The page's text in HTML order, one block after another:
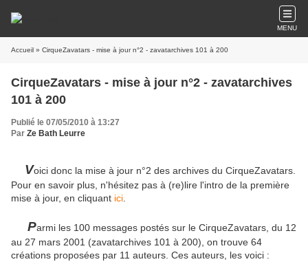
MENU
Accueil » CirqueZavatars - mise à jour n°2 - zavatarchives 101 à 200
CirqueZavatars - mise à jour n°2 - zavatarchives
101 à 200
Publié le 07/05/2010 à 13:27
Par Ze Bath Leurre
Voici donc la mise à jour n°2 des archives du CirqueZavatars.
Pour en savoir plus, n'hésitez pas à (re)lire l'intro de la première
mise à jour, en cliquant ici
Parmi les 100 messages postés sur le CirqueZavatars, du 12
au 27 mars 2001 (zavatarchives 101 à 200), on trouve 64
créations proposées par 11 auteurs. Ces auteurs, les voici :